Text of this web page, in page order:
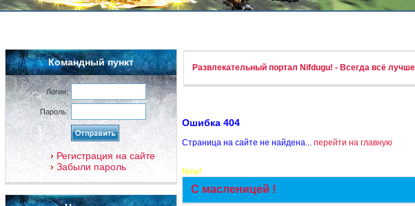
Командный пункт
Логин:
Пароль:
Регистрация на сайте
Забыли пароль
Развлекательный портал Nifdugu! - Всегда всё
Ошибка 404
Страница на сайте не найдена... перейти на главную
New!
С масленицей !